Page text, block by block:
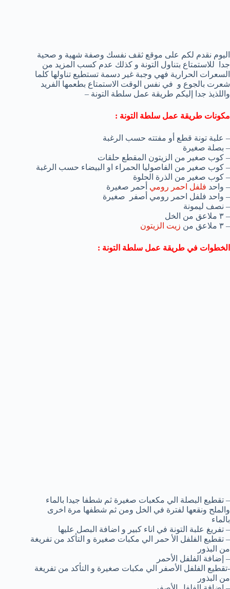
اليوم نقدم لكم على موقع ثقف نفسك وصفة شهية و صحية
جدا للاستمتاع بتناول التونة و كذلك عدم كسب المزيد من
السعرات الحرارية فهي وجبة غير دسمة تستطيع تناولها كلما
شعرت بالجوع و في نفس الوقت الاستمتاع بطعمها الفريد
واللذيذ جدا إليكم طريقة عمل سلطة التونة –
مكونات طريقة عمل سلطة التونة :
– علبة تونة قطع أو مفتته حسب الرغبة
– بصلة صغيرة
– كوب صغير من الزيتون المقطع حلقات
– كوب صغير من الفاصوليا الحمراء او البيضاء حسب الرغبة
– كوب صغير من الذرة الحلوة
– واحد فلفل احمر رومي أحمر صغيرة
– واحد فلفل احمر رومي أصفر صغيرة
– نصف ليمونة
– ٣ ملاعق من الخل
– ٣ ملاعق من
زيت الزيتون
الخطوات في طريقة عمل سلطة التونة :
– تقطيع البصلة الي مكعبات صغيرة ثم شطفا جيدا بالماء
والملح ونقعها لفترة في الخل ومن ثم شطفها مرة اخرى
بالماء
– تفريغ علبة التونة في اناء كبير و اضافة البصل عليها
– تقطيع الفلفل الأ حمر الي مكبات صغيرة و التأكد من تفريغة
من البذور
– إضافة الفلفل الأحمر
-تقطيع الفلفل الأصفر الي مكبات صغيرة و التأكد من تفريغة
من البذور